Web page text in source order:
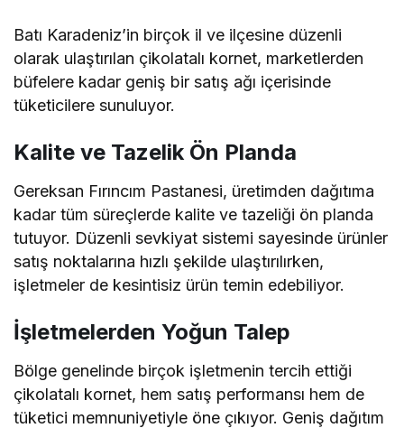
Batı Karadeniz’in birçok il ve ilçesine düzenli
olarak ulaştırılan çikolatalı kornet, marketlerden
büfelere kadar geniş bir satış ağı içerisinde
tüketicilere sunuluyor.
Kalite ve Tazelik Ön Planda
Gereksan Fırıncım Pastanesi, üretimden dağıtıma
kadar tüm süreçlerde kalite ve tazeliği ön planda
tutuyor. Düzenli sevkiyat sistemi sayesinde ürünler
satış noktalarına hızlı şekilde ulaştırılırken,
işletmeler de kesintisiz ürün temin edebiliyor.
İşletmelerden Yoğun Talep
Bölge genelinde birçok işletmenin tercih ettiği
çikolatalı kornet, hem satış performansı hem de
tüketici memnuniyetiyle öne çıkıyor. Geniş dağıtım